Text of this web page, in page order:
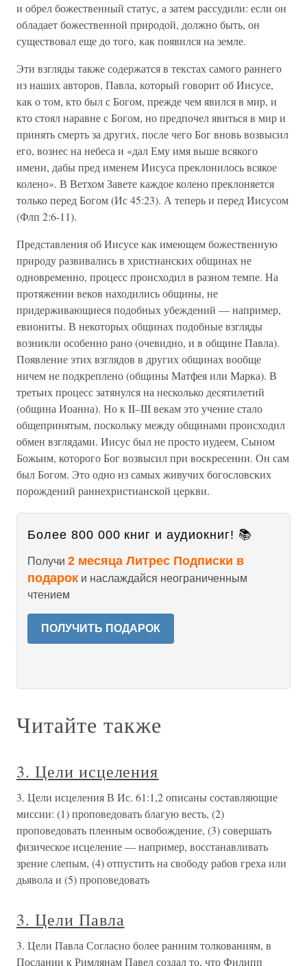
и обрел божественный статус, а затем рассудили: если он
обладает божественной природой, должно быть, он
существовал еще до того, как появился на земле.
Эти взгляды также содержатся в текстах самого раннего
из наших авторов, Павла, который говорит об Иисусе,
как о том, кто был с Богом, прежде чем явился в мир, и
кто стоял наравне с Богом, но предпочел явиться в мир и
принять смерть за других, после чего Бог вновь возвысил
его, вознес на небеса и «дал Ему имя выше всякого
имени, дабы пред именем Иисуса преклонилось всякое
колено». В Ветхом Завете каждое колено преклоняется
только перед Богом (Ис 45:23). А теперь и перед Иисусом
(Флп 2:6-11).
Представления об Иисусе как имеющем божественную
природу развивались в христианских общинах не
одновременно, процесс происходил в разном темпе. На
протяжении веков находились общины, не
придерживающиеся подобных убеждений — например,
евиониты. В некоторых общинах подобные взгляды
возникли особенно рано (очевидно, и в общине Павла).
Появление этих взглядов в других общинах вообще
ничем не подкреплено (общины Матфея или Марка). В
третьих процесс затянулся на несколько десятилетий
(община Иоанна). Но к II–III векам это учение стало
общепринятым, поскольку между общинами происходил
обмен взглядами. Иисус был не просто иудеем, Сыном
Божьим, которого Бог возвысил при воскресении. Он сам
был Богом. Это одно из самых живучих богословских
порождений раннехристианской церкви.
Более 800 000 книг и аудиокниг! 📚
Получи 2 месяца Литрес Подписки в
подарок и наслаждайся неограниченным
чтением
ПОЛУЧИТЬ ПОДАРОК
Читайте также
3. Цели исцеления
3. Цели исцеления В Ис. 61:1,2 описаны составляющие
миссии: (1) проповедовать благую весть, (2)
проповедовать пленным освобождение, (3) совершать
физическое исцеление — например, восстанавливать
зрение слепым, (4) отпустить на свободу рабов греха или
дьявола и (5) проповедовать
3. Цели Павла
3. Цели Павла Согласно более ранним толкованиям, в
Послании к Римлянам Павел создал то, что Филипп